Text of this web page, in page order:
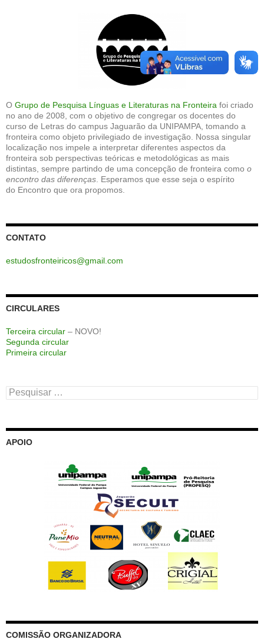
O Grupo de Pesquisa Línguas e Literaturas na Fronteira foi criado
no ano de 2008, com o objetivo de congregar os docentes do
curso de Letras do campus Jaguarão da UNIPAMPA, tomando a
fronteira como objeto privilegiado de investigação. Nossa singular
localização nos impele a interpretar diferentes aspectos da
fronteira sob perspectivas teóricas e metodológicas as mais
distintas, sempre partindo de uma concepção de fronteira como o
encontro das diferenças . Esperamos que esse seja o espírito
do Encontro que ora propomos.
CONTATO
estudosfronteiricos@gmail.com
CIRCULARES
Terceira circular – NOVO!
Segunda circular
Primeira circular
Pesquisar
por:
APOIO
COMISSÃO ORGANIZADORA